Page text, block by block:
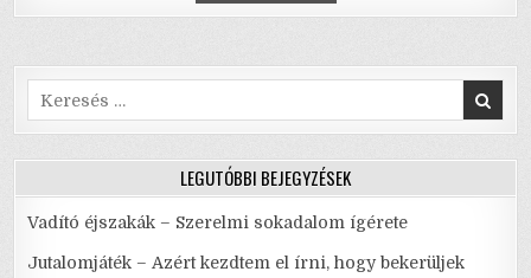
k
NER-
A
PENÉSZLEKRŐL
ÚT
“KEDVESSÉGGEL”
VAN
KIKÖVEZVE
Search
for:
LEGUTÓBBI BEJEGYZÉSEK
Vadító éjszakák – Szerelmi sokadalom ígérete
Jutalomjáték – Azért kezdtem el írni, hogy bekerüljek